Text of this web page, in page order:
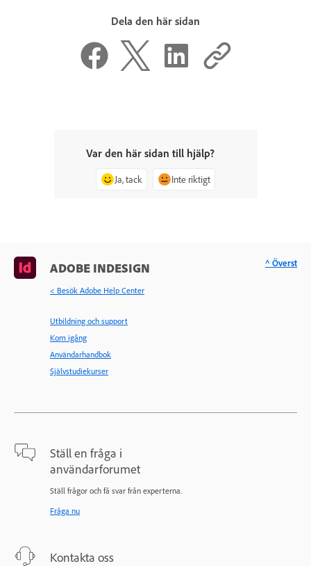
Dela den här sidan
Var den här sidan till hjälp?
Ja, tack Inte riktigt
ADOBE INDESIGN
< Besök Adobe Help Center
Utbildning och support
Kom igång
Användarhandbok
Självstudiekurser
Ställ en fråga i
användarforumet
Ställ frågor och få svar från experterna.
Fråga nu
Kontakta oss
^ Överst